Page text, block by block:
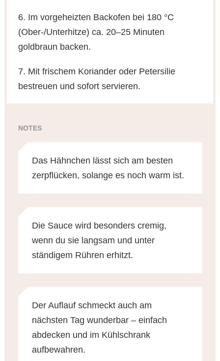
6. Im vorgeheizten Backofen bei 180 °C
(Ober-/Unterhitze) ca. 20–25 Minuten
goldbraun backen.
7. Mit frischem Koriander oder Petersilie
bestreuen und sofort servieren.
NOTES
Das Hähnchen lässt sich am besten
zerpflücken, solange es noch warm ist.
Die Sauce wird besonders cremig,
wenn du sie langsam und unter
ständigem Rühren erhitzt.
Der Auflauf schmeckt auch am
nächsten Tag wunderbar – einfach
abdecken und im Kühlschrank
aufbewahren.